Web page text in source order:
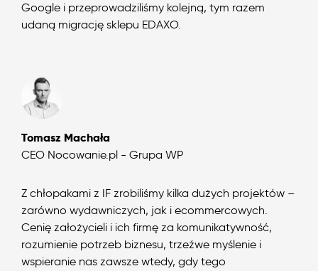
Google i przeprowadziliśmy kolejną, tym razem
udaną migrację sklepu EDAXO.
Tomasz Machała
CEO Nocowanie.pl - Grupa WP
Z chłopakami z IF zrobiliśmy kilka dużych projektów –
zarówno wydawniczych, jak i ecommercowych.
Cenię założycieli i ich firmę za komunikatywność,
rozumienie potrzeb biznesu, trzeźwe myślenie i
wspieranie nas zawsze wtedy, gdy tego